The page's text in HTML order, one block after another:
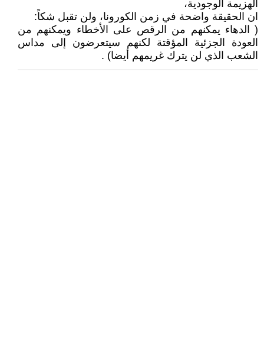
الهزيمة الوجودية،
ان الحقيقة واضحة في زمن الكورونا، ولن تقبل شكاً:
( الدهاء يمكنهم من الرقص على الأخطاء ويمكنهم من
العودة الجزئية المؤقتة لكنهم سيتعرضون إلى مداس
الشعب الذي لن يترك غريمهم أيضا) .